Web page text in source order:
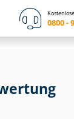
0800 -